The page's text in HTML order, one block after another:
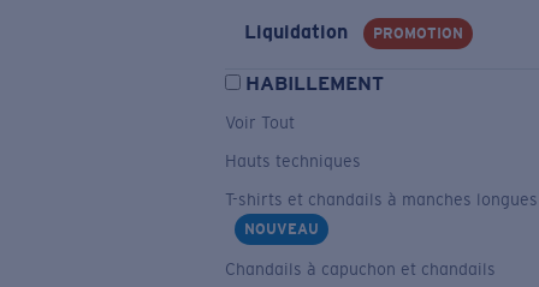
Liquidation PROMOTION
HABILLEMENT
Voir Tout
Hauts techniques
T-shirts et chandails à manches longues
NOUVEAU
Chandails à capuchon et chandails